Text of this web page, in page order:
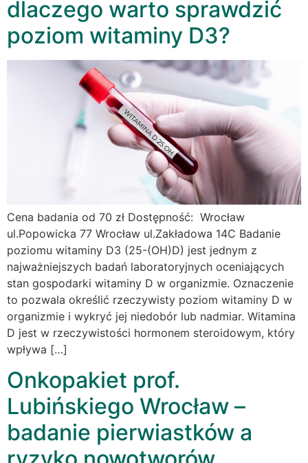
dlaczego warto sprawdzić
poziom witaminy D3?
Cena badania od 70 zł Dostępność: Wrocław
ul.Popowicka 77 Wrocław ul.Zakładowa 14C Badanie
poziomu witaminy D3 (25-(OH)D) jest jednym z
najważniejszych badań laboratoryjnych oceniających
stan gospodarki witaminy D w organizmie. Oznaczenie
to pozwala określić rzeczywisty poziom witaminy D w
organizmie i wykryć jej niedobór lub nadmiar. Witamina
D jest w rzeczywistości hormonem steroidowym, który
wpływa […]
Onkopakiet prof.
Lubińskiego Wrocław –
badanie pierwiastków a